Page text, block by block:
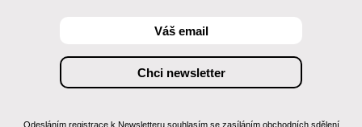
Odesláním registrace k Newsletteru souhlasím se zasíláním obchodních sdělení